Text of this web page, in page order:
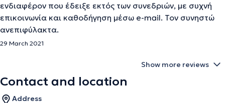
ενδιαφέρον που έδειξε εκτός των συνεδριών, με συχνή
επικοινωνία και καθοδήγηση μέσω e-mail. Τον συνηστώ
ανεπιφύλακτα.
29 March 2021
Show more reviews
Contact and location
Address